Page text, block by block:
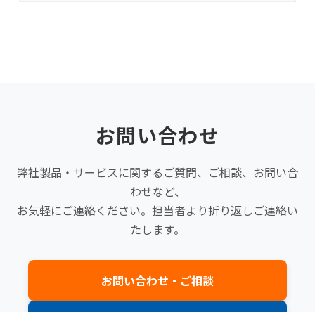
お問い合わせ
弊社製品・サービスに関するご質問、ご相談、お問い合
わせなど、
お気軽にご連絡ください。担当者より折り返しご連絡い
たします。
お問い合わせ・ご相談